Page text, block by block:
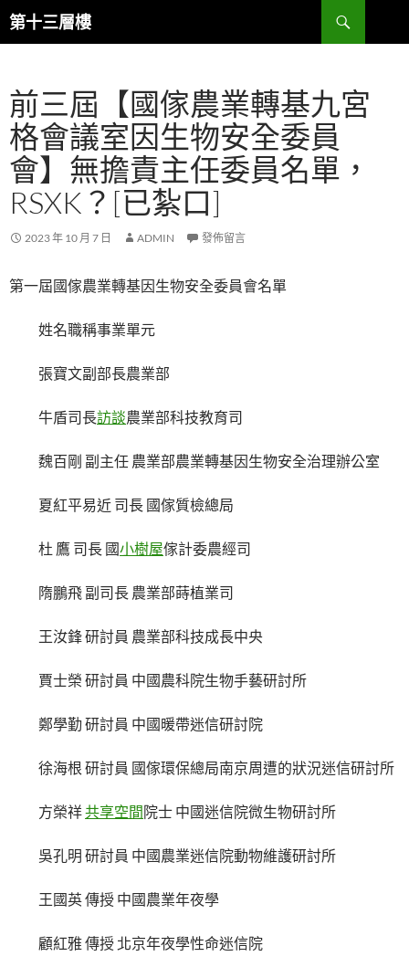
跳
至
內
容
第十三層樓
搜
尋
前三屆【國傢農業轉基九宮
格會議室因生物安全委員
會】無擔責主任委員名單，
RSXK？[已紮口]
2023 年 10 月 7 日 ADMIN 發佈留言
第一屆國傢農業轉基因生物安全委員會名單
姓名職稱事業單元
張寶文副部長農業部
牛盾司長訪談農業部科技教育司
魏百剛 副主任 農業部農業轉基因生物安全治理辦公室
夏紅平易近 司長 國傢質檢總局
杜 鷹 司長 國小樹屋傢計委農經司
隋鵬飛 副司長 農業部蒔植業司
王汝鋒 研討員 農業部科技成長中央
賈士榮 研討員 中國農科院生物手藝研討所
鄭學勤 研討員 中國暖帶迷信研討院
徐海根 研討員 國傢環保總局南京周遭的狀況迷信研討所
方榮祥共享空間院士 中國迷信院微生物研討所
吳孔明 研討員 中國農業迷信院動物維護研討所
王國英 傳授 中國農業年夜學
顧紅雅 傳授 北京年夜學性命迷信院